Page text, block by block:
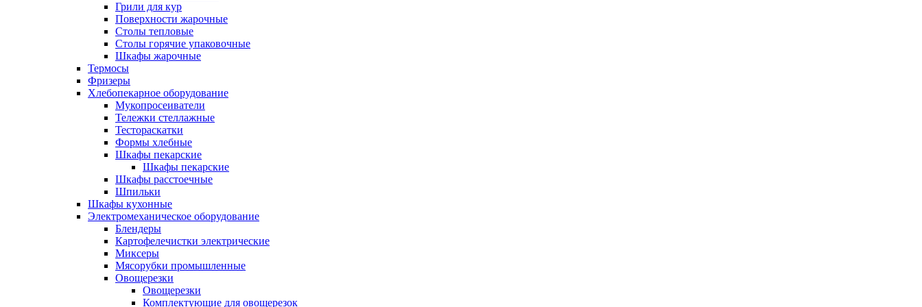
Грили для кур
Поверхности жарочные
Столы тепловые
Столы горячие упаковочные
Шкафы жарочные
Термосы
Фризеры
Хлебопекарное оборудование
Мукопросеиватели
Тележки стеллажные
Тестораскатки
Формы хлебные
Шкафы пекарские
Шкафы пекарские
Шкафы расстоечные
Шпильки
Шкафы кухонные
Электромеханическое оборудование
Блендеры
Картофелечистки электрические
Миксеры
Мясорубки промышленные
Овощерезки
Овощерезки
Комплектующие для овощерезок